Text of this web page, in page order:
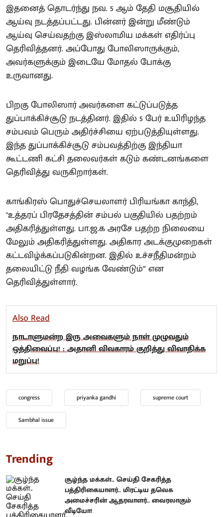
இதனைத் தொடர்ந்து நவ. 5 ஆம் தேதி மசூதியில்
ஆய்வு நடத்தப்பட்டது. பின்னர் இன்று மீண்டும்
ஆய்வு செய்வதற்கு இஸ்லாமிய மக்கள் எதிர்ப்பு
தெரிவித்தனர். அப்போது போலிஸாருக்கும்,
அவர்களுக்கும் இடையே மோதல் போக்கு
உருவானது.
பிறகு போலிஸார் அவர்களை கட்டுப்படுத்த
துப்பாக்கிச்சூடு நடத்தினர். இதில் 5 பேர் உயிரிழந்த
சம்பவம் பெரும் அதிர்ச்சியை ஏற்படுத்தியுள்ளது.
இந்த துப்பாக்கிச்சூடு சம்பவத்திற்கு இந்தியா
கூட்டணி கட்சி தலைவர்கள் கடும் கண்டனங்களை
தெரிவித்து வருகிறார்கள்.
காங்கிரஸ் பொதுச்செயலாளர் பிரியங்கா காந்தி,
"உத்தரப் பிரதேசத்தின் சம்பல் பகுதியில் பதற்றம்
அதிகரித்துள்ளது. பா.ஜ.க அரசே பதற்ற நிலையை
மேலும் அதிகரித்துள்ளது. அதிகார அடக்குமுறைகள்
கட்டவிழ்க்கப்படுகின்றன. இதில் உச்சநீதிமன்றம்
தலையிட்டு நீதி வழங்க வேண்டும்” என
தெரிவித்துள்ளார்.
Also Read
நாடாளுமன்ற இரு அவைகளும் நாள் முழுவதும்
ஒத்திவைப்பு! : அதானி விவகாரம் குறித்து விவாதிக்க
மறுப்பு!
congress priyanka gandhi supreme court
Sambhal issue
Trending
சூழ்ந்த மக்கள்.. செய்தி சேகரித்த
பத்திரிகையாளர்.. மிரட்டிய தவெக
அமைச்சரின் ஆதரவாளர்.. வைரலாகும்
வீடியோ!